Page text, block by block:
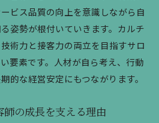
ビス品質の向上を意識しながら自
姿勢が根付いていきます。カルチ
術力と接客力の両立を目指すサロ
要素です。人材が自ら考え、行動
的な経営安定にもつながります。
の成長を支える理由